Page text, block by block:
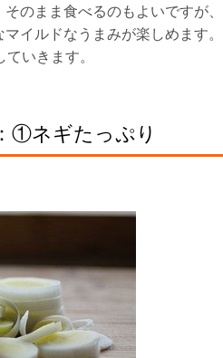
のまま食べるのもよいですが、
イルドなうまみが楽しめます。
いきます。
①ネギたっぷり